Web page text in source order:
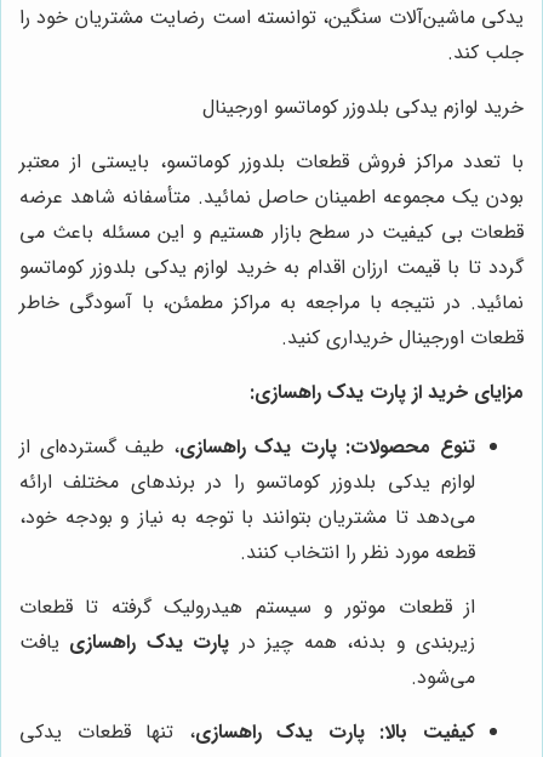
یدکی ماشین‌آلات سنگین، توانسته است رضایت مشتریان خود را
جلب کند.
خرید لوازم یدکی بلدوزر کوماتسو اورجینال
با تعدد مراکز فروش قطعات بلدوزر کوماتسو، بایستی از معتبر
بودن یک مجموعه اطمینان حاصل نمائید. متأسفانه شاهد عرضه
قطعات بی کیفیت در سطح بازار هستیم و این مسئله باعث می
گردد تا با قیمت ارزان اقدام به خرید لوازم یدکی بلدوزر کوماتسو
نمائید. در نتیجه با مراجعه به مراکز مطمئن، با آسودگی خاطر
قطعات اورجینال خریداری کنید.
مزایای خرید از پارت یدک راهسازی:
تنوع محصولات: پارت یدک راهسازی، طیف گسترده‌ای از
لوازم یدکی بلدوزر کوماتسو را در برندهای مختلف ارائه
می‌دهد تا مشتریان بتوانند با توجه به نیاز و بودجه خود،
قطعه مورد نظر را انتخاب کنند.
از قطعات موتور و سیستم هیدرولیک گرفته تا قطعات
زیربندی و بدنه، همه چیز در پارت یدک راهسازی یافت
می‌شود.
کیفیت بالا: پارت یدک راهسازی، تنها قطعات یدکی